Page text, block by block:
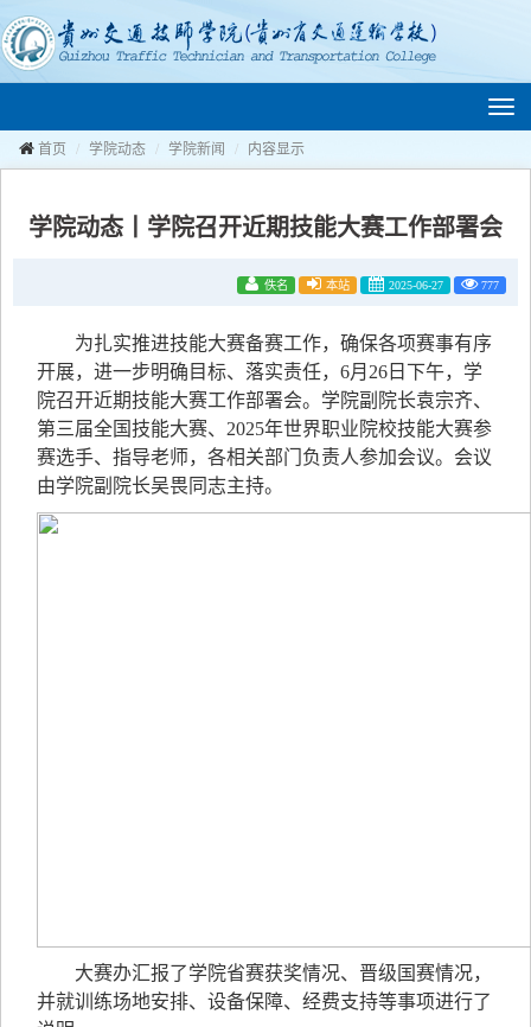
切
换
导
首页 学院动态 学院新闻 内容显示
学院动态丨学院召开近期技能大赛工作部署会
佚名 本站 2025-06-27 777
为扎实推进技能大赛备赛工作，确保各项赛事有序
开展，进一步明确目标、落实责任，6月26日下午，学
院召开近期技能大赛工作部署会。学院副院长袁宗齐、
第三届全国技能大赛、2025年世界职业院校技能大赛参
赛选手、指导老师，各相关部门负责人参加会议。会议
由学院副院长吴畏同志主持。
大赛办汇报了学院省赛获奖情况、晋级国赛情况，
并就训练场地安排、设备保障、经费支持等事项进行了